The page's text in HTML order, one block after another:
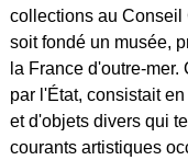
collections au Conseil
soit fondé un musée,
la France d'outre-
par l'État, consistait
et d'objets divers qui
courants artistiques